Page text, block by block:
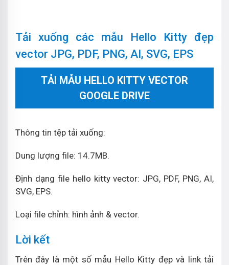
Tải xuống các mẫu Hello Kitty đẹp
vector JPG, PDF, PNG, AI, SVG, EPS
TẢI MẪU HELLO KITTY VECTOR
GOOGLE DRIVE
Thông tin tệp tải xuống:
Dung lượng file: 14.7MB.
Định dạng file hello kitty vector: JPG, PDF, PNG, AI,
SVG, EPS.
Loại file chỉnh: hình ảnh & vector.
Lời kết
Trên đây là một số mẫu Hello Kitty đẹp và link tải